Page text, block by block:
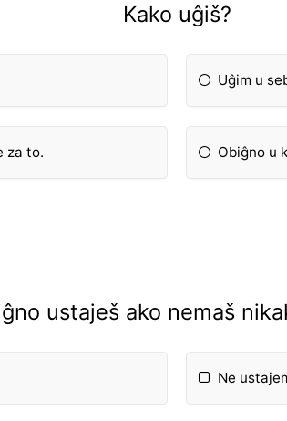
Kako uĝiš?
Uĝim u
za to. Obiĝno u
ustaješ ako nemaš
Ne